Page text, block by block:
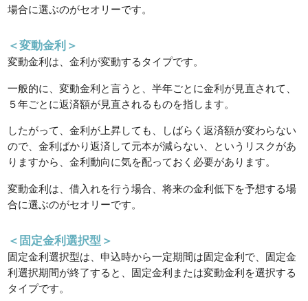
場合に選ぶのがセオリーです。
＜変動金利＞
変動金利は、金利が変動するタイプです。
一般的に、変動金利と言うと、半年ごとに金利が見直されて、
５年ごとに返済額が見直されるものを指します。
したがって、金利が上昇しても、しばらく返済額が変わらない
ので、金利ばかり返済して元本が減らない、というリスクがあ
りますから、金利動向に気を配っておく必要があります。
変動金利は、借入れを行う場合、将来の金利低下を予想する場
合に選ぶのがセオリーです。
＜固定金利選択型＞
固定金利選択型は、申込時から一定期間は固定金利で、固定金
利選択期間が終了すると、固定金利または変動金利を選択する
タイプです。